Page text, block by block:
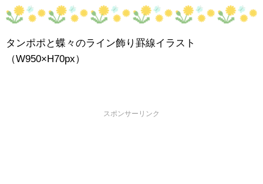
タンポポと蝶々のライン飾り罫線イラスト
（W950×H70px）
スポンサーリンク